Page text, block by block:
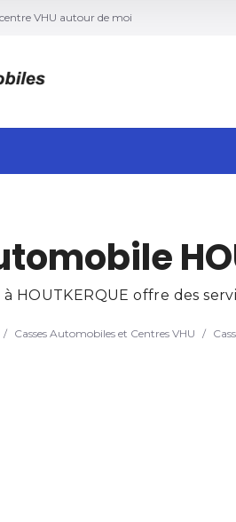
VHU autour de moi
Search
HOUTKERQUE offre des
/ Casses Automobiles et Centres VHU /